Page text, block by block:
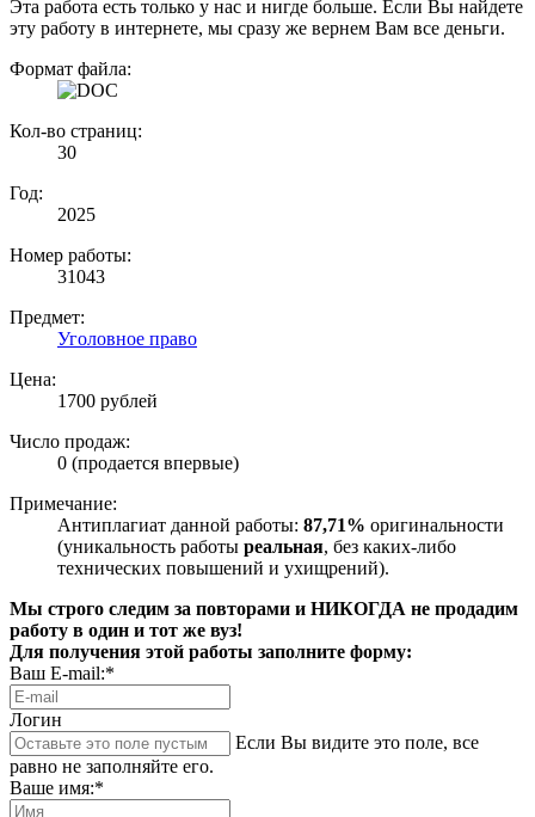
Эта работа есть только у нас и нигде больше. Если Вы найдете
эту работу в интернете, мы сразу же вернем Вам все деньги.
Формат файла:
Кол-во страниц:
30
Год:
2025
Номер работы:
31043
Предмет:
Уголовное право
Цена:
1700 рублей
Число продаж:
0 (продается впервые)
Примечание:
Антиплагиат данной работы: 87,71% оригинальности
(уникальность работы реальная, без каких-либо
технических повышений и ухищрений).
Мы строго следим за повторами и НИКОГДА не продадим
работу в один и тот же вуз!
Для получения этой работы заполните форму:
Ваш E-mail:*
Логин
Если Вы видите это поле, все
равно не заполняйте его.
Ваше имя:*